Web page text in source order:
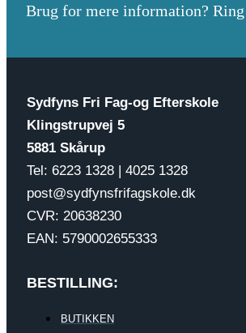
Brug for mere information? Ring
Sydfyns Fri Fag-og Efterskole
Klingstrupvej 5
5881 Skårup
Tel: 6223 1328 | 4025 1328
post@sydfynsfrifagskole.dk
CVR: 20638230
EAN: 5790002655333
BESTILLING:
BUTIKKEN